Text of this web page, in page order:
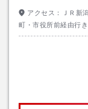
アクセス：
ＪＲ新
町・市役所前経由行